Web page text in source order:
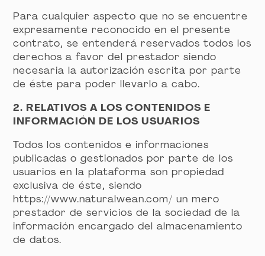
Para cualquier aspecto que no se encuentre
expresamente reconocido en el presente
contrato, se entenderá reservados todos los
derechos a favor del prestador siendo
necesaria la autorización escrita por parte
de éste para poder llevarlo a cabo.
2. RELATIVOS A LOS CONTENIDOS E
INFORMACIÓN DE LOS USUARIOS
Todos los contenidos e informaciones
publicadas o gestionados por parte de los
usuarios en la plataforma son propiedad
exclusiva de éste, siendo
https://www.naturalwean.com/ un mero
prestador de servicios de la sociedad de la
información encargado del almacenamiento
de datos.